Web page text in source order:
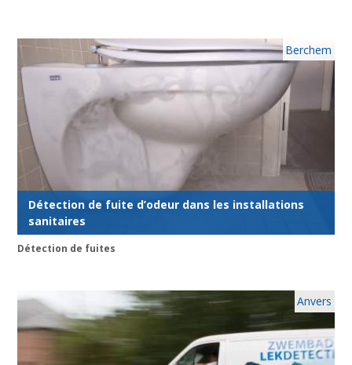
Détection de fuite d’odeur dans les installations
sanitaires
Berchem
Détection de fuites
Anvers